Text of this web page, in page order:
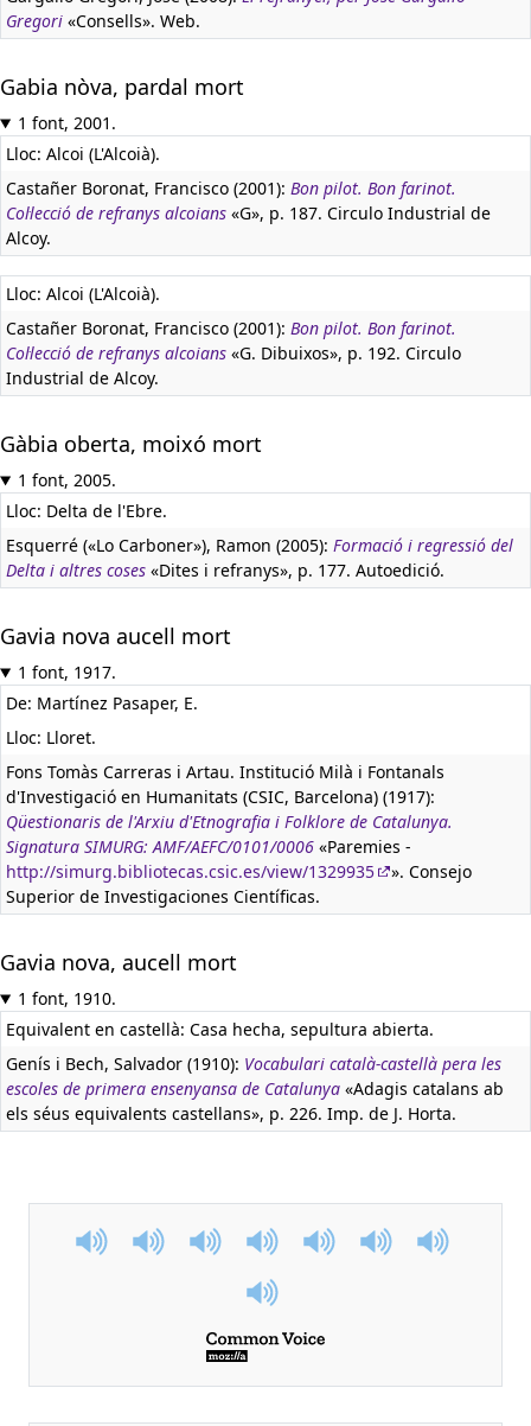
Gregori «Consells». Web.
Gabia nòva, pardal mort
1 font, 2001.
Lloc: Alcoi (L'Alcoià).
Castañer Boronat, Francisco (2001): Bon pilot. Bon farinot.
Col·lecció de refranys alcoians «G», p. 187. Circulo Industrial de
Alcoy.
Lloc: Alcoi (L'Alcoià).
Castañer Boronat, Francisco (2001): Bon pilot. Bon farinot.
Col·lecció de refranys alcoians «G. Dibuixos», p. 192. Circulo
Industrial de Alcoy.
Gàbia oberta, moixó mort
1 font, 2005.
Lloc: Delta de l'Ebre.
Esquerré («Lo Carboner»), Ramon (2005): Formació i regressió del
Delta i altres coses «Dites i refranys», p. 177. Autoedició.
Gavia nova aucell mort
1 font, 1917.
De: Martínez Pasaper, E.
Lloc: Lloret.
Fons Tomàs Carreras i Artau. Institució Milà i Fontanals
d'Investigació en Humanitats (CSIC, Barcelona) (1917):
Qüestionaris de l'Arxiu d'Etnografia i Folklore de Catalunya.
Signatura SIMURG: AMF/AEFC/0101/0006 «Paremies -
http://simurg.bibliotecas.csic.es/view/1329935
». Consejo
Superior de Investigaciones Científicas.
Gavia nova, aucell mort
1 font, 1910.
Equivalent en castellà: Casa hecha, sepultura abierta.
Genís i Bech, Salvador (1910): Vocabulari català-castellà pera les
escoles de primera ensenyansa de Catalunya «Adagis catalans ab
els séus equivalents castellans», p. 226. Imp. de J. Horta.